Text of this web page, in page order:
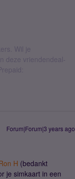
Wil je
deze vriendendeal-
Forum|Forum|3 years ago
H (bedankt
je simkaart in een